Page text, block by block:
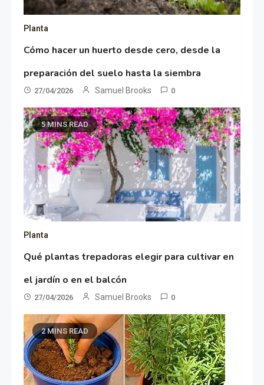
Planta
Cómo hacer un huerto desde cero, desde la
preparación del suelo hasta la siembra
27/04/2026 Samuel Brooks 0
5 MINS READ
Planta
Qué plantas trepadoras elegir para cultivar en
el jardín o en el balcón
27/04/2026 Samuel Brooks 0
2 MINS READ